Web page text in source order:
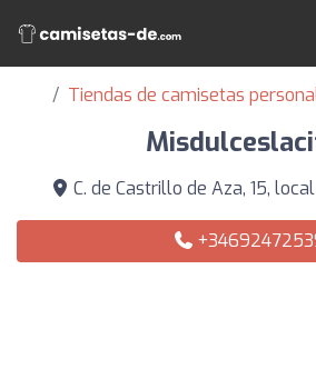
Tiendas de camisetas
C. de Castrillo de Aza, 15,